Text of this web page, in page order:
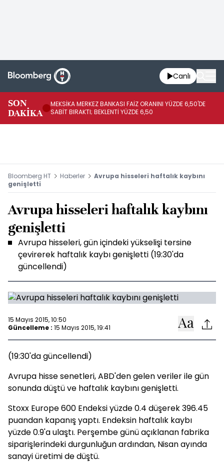
Canlı
SON
DAKİKA
MEKSİKA MERKEZ BANKASI FAİZ ORANINI YÜZDE 6,50'DE
SABİT BIRAKTI; BEKLENTİ YÜZDE 6,50
Bloomberg HT Haberler
Avrupa hisseleri haftalık kaybını
genişletti
Avrupa hisseleri haftalık kaybını
genişletti
Avrupa hisseleri, gün içindeki yükselişi tersine
çevirerek haftalık kaybı genişletti (19:30'da
güncellendi)
15 Mayıs 2015, 10:50
Güncelleme : 15 Mayıs 2015, 19:41
(19:30'da güncellendi)
Avrupa hisse senetleri, ABD'den gelen veriler ile gün
sonunda düştü ve haftalık kaybını genişletti.
Stoxx Europe 600 Endeksi yüzde 0.4 düşerek 396.45
puandan kapanış yaptı. Endeksin haftalık kaybı
yüzde 0.9'a ulaştı. Perşembe günü açıklanan fabrika
siparişlerindeki durgunluğun ardından, Nisan ayında
sanayi üretimi de düştü.